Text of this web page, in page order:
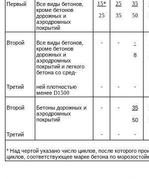
Первый
Все виды бетонов,
кроме бетонов
дорожных и
аэродромных
покрытий
15*
25
25
35
35
50
Второй
Все виды бетонов,
кроме бетонов
дорожных и
аэродромных
покрытий и легкого
бетона со сред-
- - -
8
Третий
ней плотностью
менее D1500
- - -
Второй
Бетоны дорожных и
аэродромных
покрытий
- - 35
50
Третий - - -
* Над чертой указано число циклов, после которого
циклов, соответствующее марке бетона по